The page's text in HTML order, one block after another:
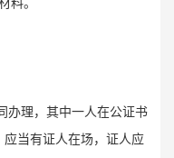
。
，其中一人在公证书
应当有证人在场，证人应